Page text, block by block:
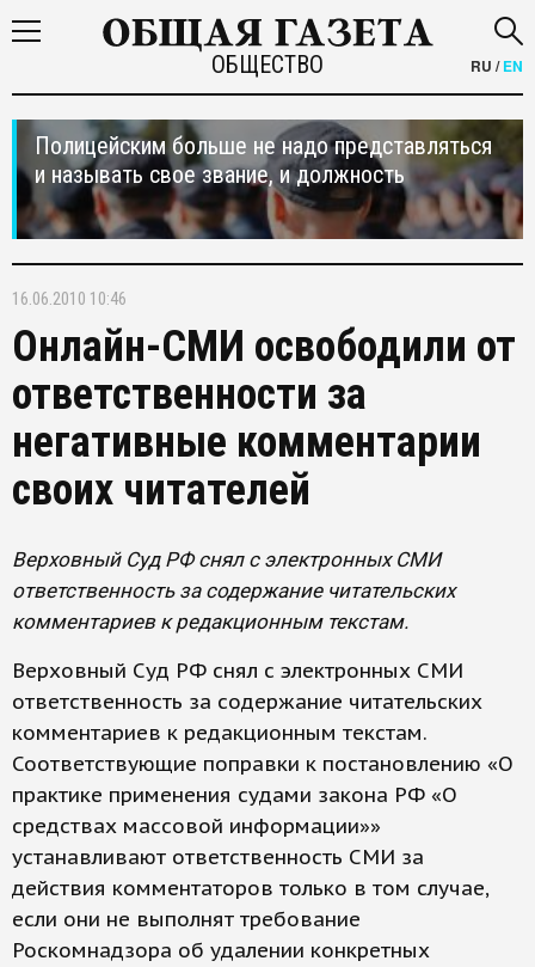
ОБЩЕСТВО RU /EN
Полицейским больше не надо представляться
и называть свое звание, и должность
16.06.2010 10:46
Онлайн-СМИ освободили от
ответственности за
негативные комментарии
своих читателей
Верховный Суд РФ снял с электронных СМИ
ответственность за содержание читательских
комментариев к редакционным текстам.
Верховный Суд РФ снял с электронных СМИ
ответственность за содержание читательских
комментариев к редакционным текстам.
Соответствующие поправки к постановлению «О
практике применения судами закона РФ «О
средствах массовой информации»»
устанавливают ответственность СМИ за
действия комментаторов только в том случае,
если они не выполнят требование
Роскомнадзора об удалении конкретных